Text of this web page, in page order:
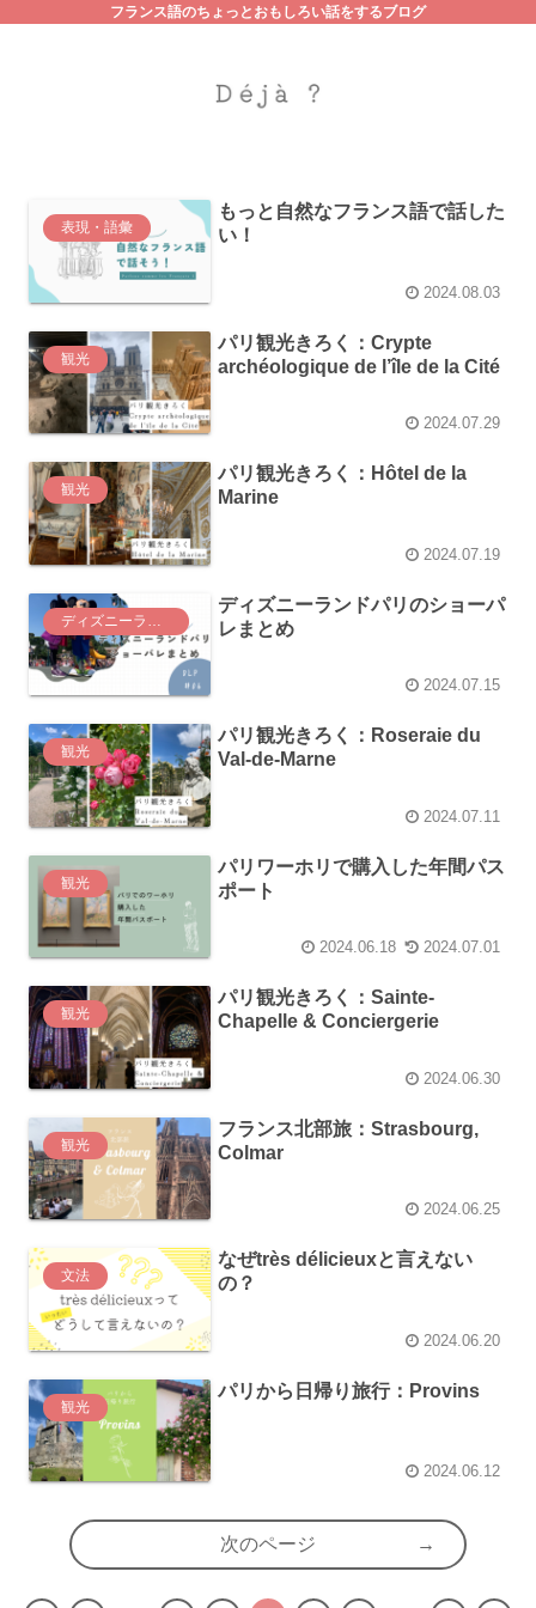
フランス語のちょっとおもしろい話をするブログ
表現・語彙
もっと自然なフランス語で話した
い！
2024.08.03
観光
パリ観光きろく：Crypte
archéologique de l’île de la Cité
2024.07.29
観光
パリ観光きろく：Hôtel de la
Marine
2024.07.19
ディズニーランドパリ
ディズニーランドパリのショーパ
レまとめ
2024.07.15
観光
パリ観光きろく：Roseraie du
Val-de-Marne
2024.07.11
観光
パリワーホリで購入した年間パス
ポート
2024.06.18 2024.07.01
観光
パリ観光きろく：Sainte-
Chapelle & Conciergerie
2024.06.30
観光
フランス北部旅：Strasbourg,
Colmar
2024.06.25
文法
なぜtrès délicieuxと言えない
の？
2024.06.20
観光
パリから日帰り旅行：Provins
2024.06.12
次のページ